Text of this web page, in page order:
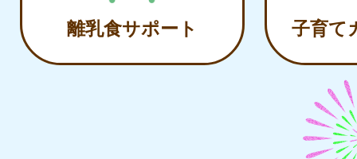
離乳食サポート 子育て